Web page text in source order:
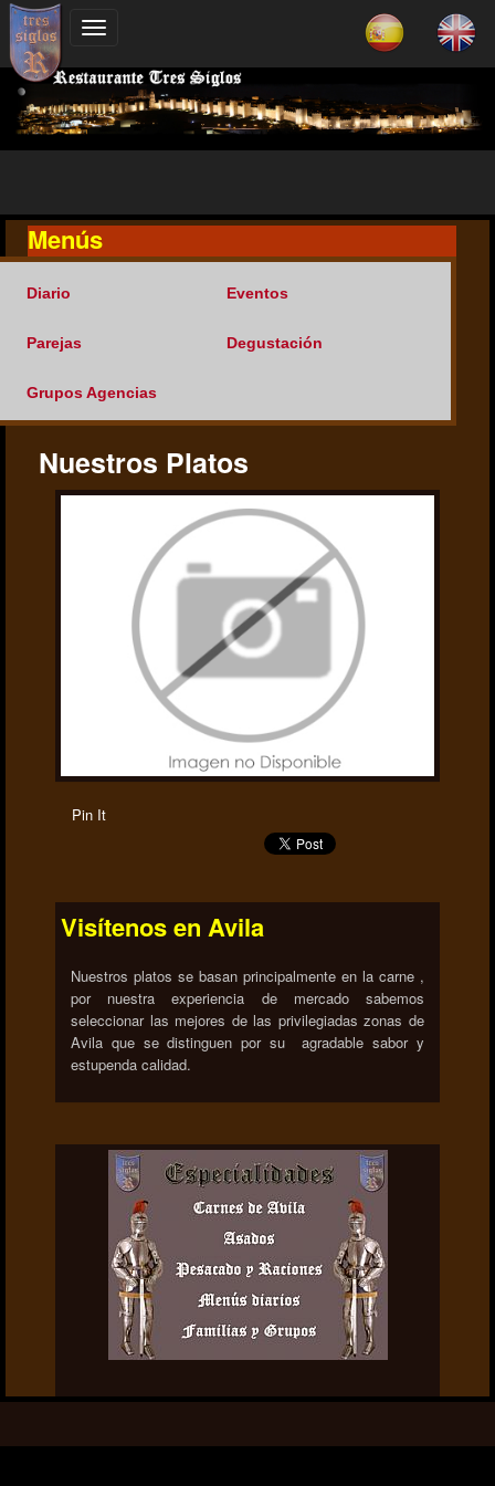
Menús
Diario Eventos
Parejas Degustación
Grupos Agencias
Nuestros Platos
Pin It
Visítenos en Avila
Nuestros platos se basan principalmente en la carne ,
por nuestra experiencia de mercado sabemos
seleccionar las mejores de las privilegiadas zonas de
Avila que se distinguen por su agradable sabor y
estupenda calidad.